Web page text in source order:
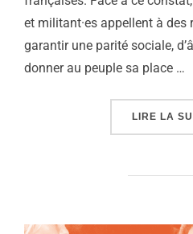
et militant·es appellent à
garantir une parité sociale,
donner au peuple sa place …
LIRE LA